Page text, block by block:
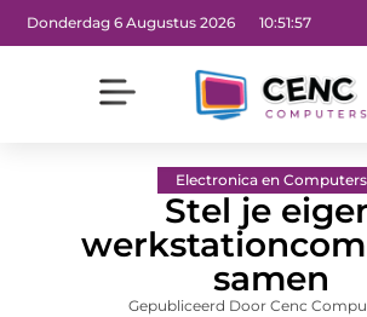
Donderdag 6 Augustus 2026 10:51:58
Electronica en Computers
Stel je
samen
Gepubliceerd Door Cenc